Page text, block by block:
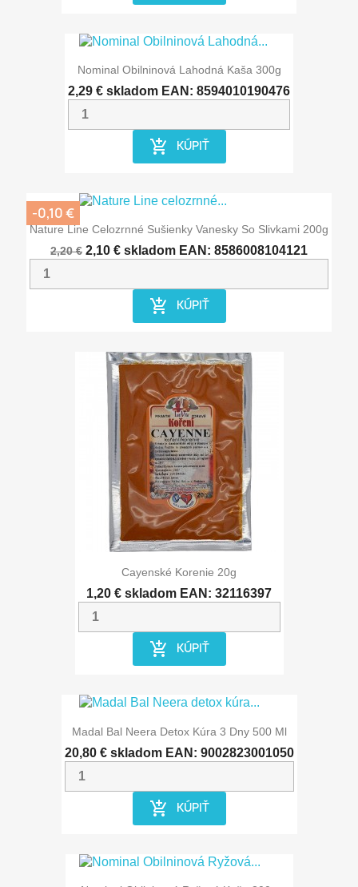
Nominal Obilninová Lahodná Kaša 300g
2,29 € skladom EAN: 8594010190476
add_shopping_cart KÚPIŤ
Nature Line Celozrnné Sušienky Vanesky So Slivkami 200g
2,20 € 2,10 € skladom EAN: 8586008104121
add_shopping_cart KÚPIŤ
-0,10 €
Cayenské Korenie 20g
1,20 € skladom EAN: 32116397
add_shopping_cart KÚPIŤ
Madal Bal Neera Detox Kúra 3 Dny 500 Ml
20,80 € skladom EAN: 9002823001050
add_shopping_cart KÚPIŤ